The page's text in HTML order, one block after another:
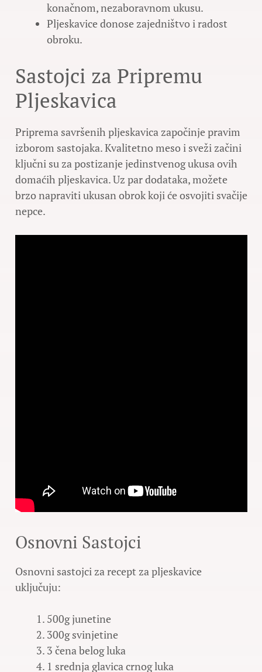
konačnom, nezaboravnom ukusu.
Pljeskavice donose zajedništvo i radost
obroku.
Sastojci za Pripremu
Pljeskavica
Priprema savršenih pljeskavica započinje pravim
izborom sastojaka. Kvalitetno meso i sveži začini
ključni su za postizanje jedinstvenog ukusa ovih
domaćih pljeskavica. Uz par dodataka, možete
brzo napraviti ukusan obrok koji će osvojiti svačije
nepce.
Osnovni Sastojci
Osnovni sastojci za recept za pljeskavice
uključuju:
500g junetine
300g svinjetine
3 čena belog luka
1 srednja glavica crnog luka